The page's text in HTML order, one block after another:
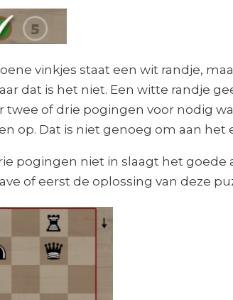
vinkjes staat een wit randje,
dat is het niet. Een witte randje
twee of drie pogingen voor nodig
op. Dat is niet genoeg om aan
pogingen niet in slaagt het
of eerst de oplossing van deze